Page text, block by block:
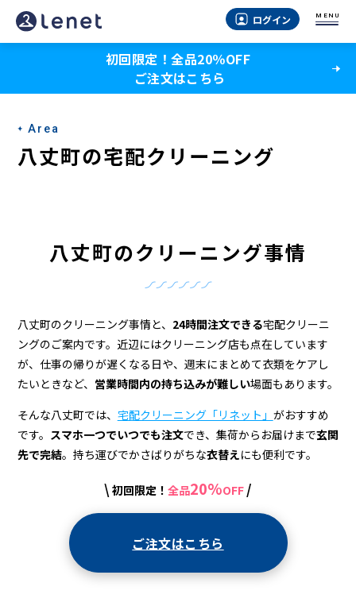
八
丈
の
ク
リ
＆
宅
配
ク
リ
ー
ログイン MENU
初回限定！全品20％OFF
ご注文はこちら
Area
八丈町の宅配クリーニング
八丈町のクリーニング事情
八丈町のクリーニング事情と、 24時間注文できる宅配クリーニ
ングのご案内です。近辺にはクリーニング店も点在しています
が、仕事の帰りが遅くなる日や、週末にまとめて衣類をケアし
たいときなど、 営業時間内の持ち込みが難しい場面もあります。
そんな八丈町では、 宅配クリーニング「リネット」 がおすすめ
です。 スマホ一つでいつでも注文でき、集荷からお届けまで玄関
先で完結。持ち運びでかさばりがちな衣替えにも便利です。
\ 初回限定！ 全品20%OFF /
ご注文はこちら